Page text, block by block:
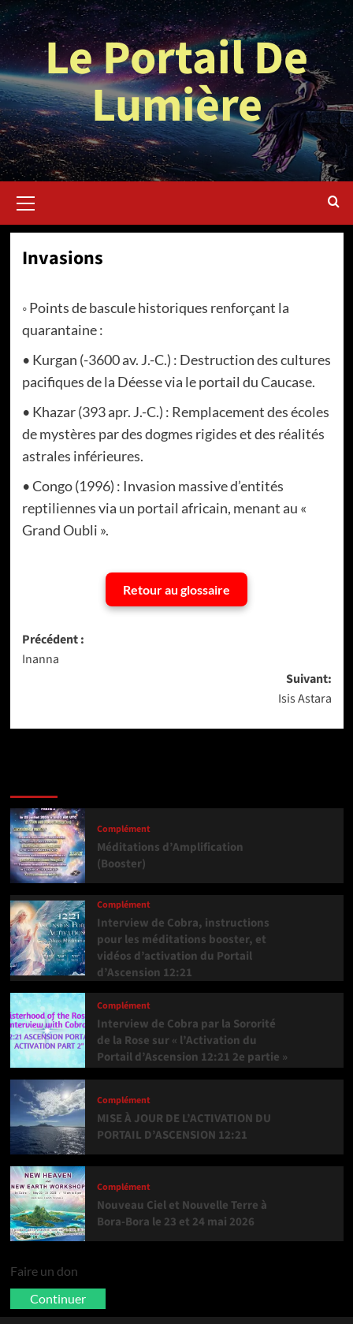
Aller
au
contenuLe Portail De
Lumière
principal
Invasions
◦ Points de bascule historiques renforçant la
quarantaine :
• Kurgan (-3600 av. J.-C.) : Destruction des cultures
pacifiques de la Déesse via le portail du Caucase.
• Khazar (393 apr. J.-C.) : Remplacement des écoles
de mystères par des dogmes rigides et des réalités
astrales inférieures.
• Congo (1996) : Invasion massive d’entités
reptiliennes via un portail africain, menant au «
Grand Oubli ».
Retour au glossaire
Navigation
d’article
Précédent :
Inanna
Suivant:
Isis Astara
Complément
Méditations d’Amplification
(Booster)
Complément
Interview de Cobra, instructions
pour les méditations booster, et
vidéos d’activation du Portail
d’Ascension 12:21
Complément
Interview de Cobra par la Sororité
de la Rose sur « l’Activation du
Portail d’Ascension 12:21 2e partie »
Complément
MISE À JOUR DE L’ACTIVATION DU
PORTAIL D’ASCENSION 12:21
Complément
Nouveau Ciel et Nouvelle Terre à
Bora-Bora le 23 et 24 mai 2026
Faire un don
Continuer